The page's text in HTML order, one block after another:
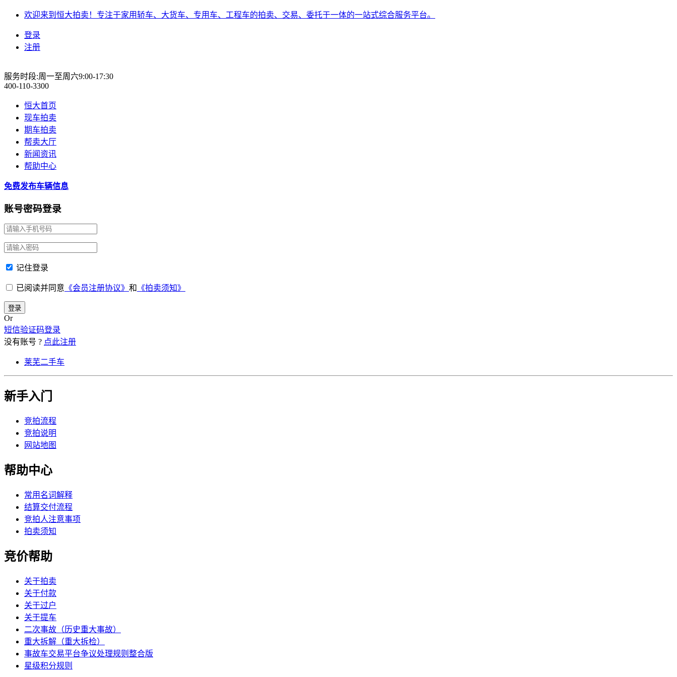
欢迎来到恒大拍卖！专注于家用轿车、大货车、专用车、工程车的拍卖、交易、委托于一体的一站式综合服务平台。
登录
注册
服务时段:周一至周六9:00-17:30
400-110-3300
恒大首页
现车拍卖
期车拍卖
帮卖大厅
新闻资讯
帮助中心
免费发布车辆信息
账号密码登录
记住登录
已阅读并同意 《会员注册协议》 和 《拍卖须知》
登录
Or
短信验证码登录
没有账号 ? 点此注册
莱芜二手车
新手入门
竞拍流程
竞拍说明
网站地图
帮助中心
常用名词解释
结算交付流程
竞拍人注意事项
拍卖须知
竞价帮助
关于拍卖
关于付款
关于过户
关于提车
二次事故（历史重大事故）
重大拆解（重大拆检）
事故车交易平台争议处理规则整合版
星级积分规则